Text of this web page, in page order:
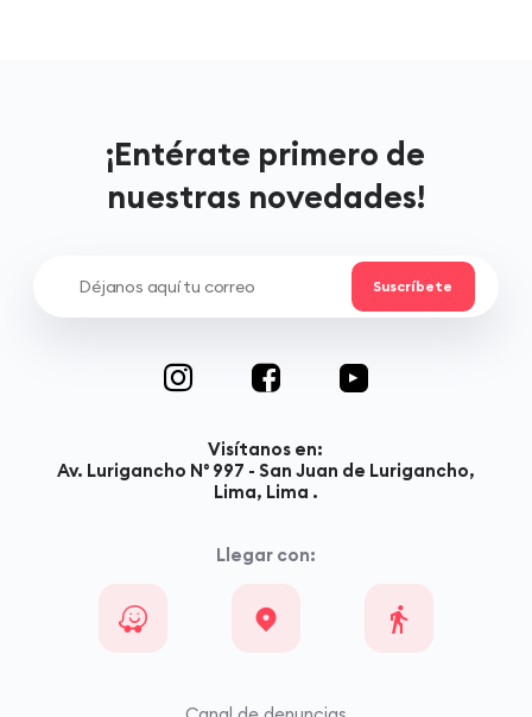
¡Entérate primero de
nuestras novedades!
Visítanos en:
Av. Lurigancho N° 997 - San Juan de Lurigancho,
Lima, Lima .
Llegar con: